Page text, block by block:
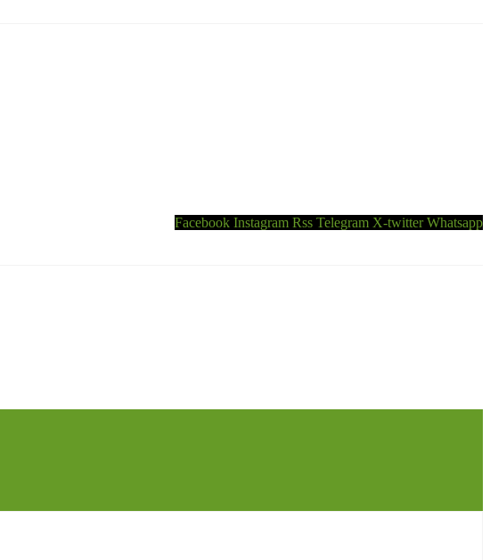
Facebook Instagram Rss Telegram X-twitter Whatsapp